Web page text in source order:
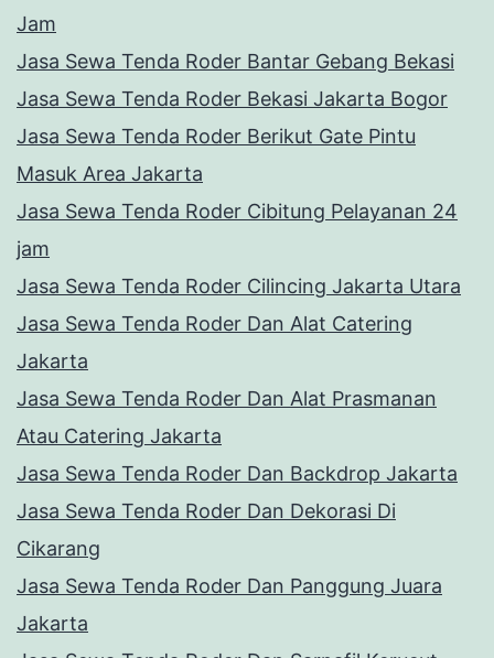
Jam
Jasa Sewa Tenda Roder Bantar Gebang Bekasi
Jasa Sewa Tenda Roder Bekasi Jakarta Bogor
Jasa Sewa Tenda Roder Berikut Gate Pintu
Masuk Area Jakarta
Jasa Sewa Tenda Roder Cibitung Pelayanan 24
jam
Jasa Sewa Tenda Roder Cilincing Jakarta Utara
Jasa Sewa Tenda Roder Dan Alat Catering
Jakarta
Jasa Sewa Tenda Roder Dan Alat Prasmanan
Atau Catering Jakarta
Jasa Sewa Tenda Roder Dan Backdrop Jakarta
Jasa Sewa Tenda Roder Dan Dekorasi Di
Cikarang
Jasa Sewa Tenda Roder Dan Panggung Juara
Jakarta